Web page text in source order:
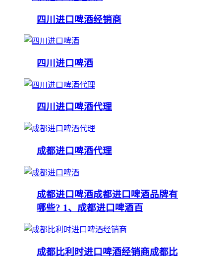
四川进口啤酒经销商
四川进口啤酒
四川进口啤酒代理
成都进口啤酒代理
成都进口啤酒成都进口啤酒品牌有
哪些? 1、成都进口啤酒百
成都比利时进口啤酒经销商成都比